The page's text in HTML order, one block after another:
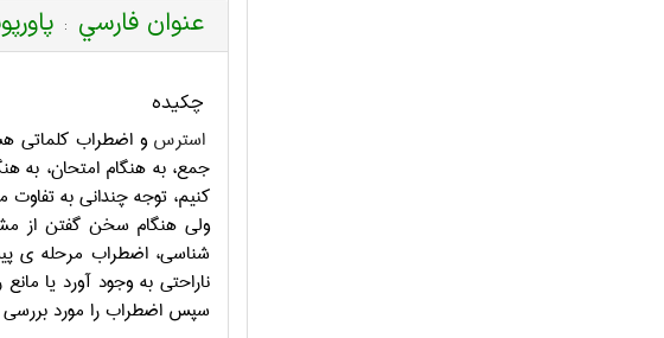
عنوان فارسي :
چکیده
استرسو اضطراب کلماتي
جمع، به هنگام امتحان، به
کنيم، توجه چنداني به تفاوت
ولي هنگام سخن گفتن از
شناسي، اضطراب مرحله ي
ناراحتي به وجود آورد يا
سپس اضطراب را مورد بررسي